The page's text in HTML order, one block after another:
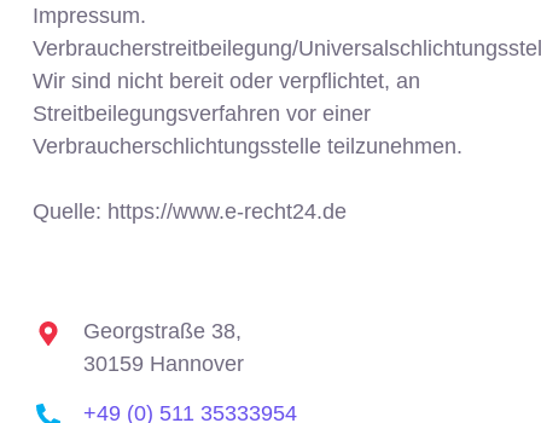
Impressum.
Verbraucherstreitbeilegung/
Wir sind nicht bereit oder verpflichtet, an
Streitbeilegungsverfahren vor einer
Verbraucherschlichtungsstelle teilzunehmen.
Quelle: https://www.e-recht24.de
Georgstraße 38,
30159 Hannover
+49 (0) 511 35333954